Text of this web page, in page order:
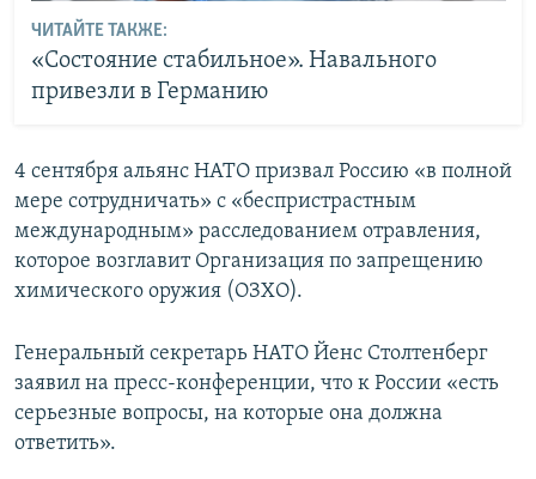
ЧИТАЙТЕ ТАКЖЕ:
«Состояние стабильное». Навального
привезли в Германию
4 сентября альянс НАТО призвал Россию «в полной
мере сотрудничать» с «беспристрастным
международным» расследованием отравления,
которое возглавит Организация по запрещению
химического оружия (ОЗХО).
Генеральный секретарь НАТО Йенс Столтенберг
заявил на пресс-конференции, что к России «есть
серьезные вопросы, на которые она должна
ответить».